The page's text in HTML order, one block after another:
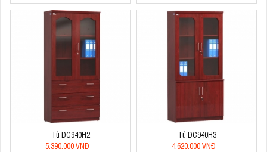
Tủ DC940H2
5.390.000 VNĐ
Tủ DC940H3
4.620.000 VNĐ